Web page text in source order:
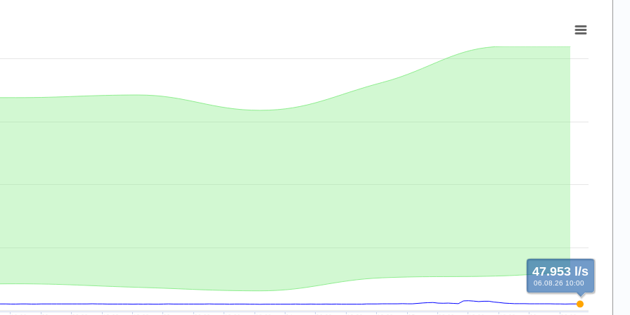
47.953 l/s
06.08.26 10:00